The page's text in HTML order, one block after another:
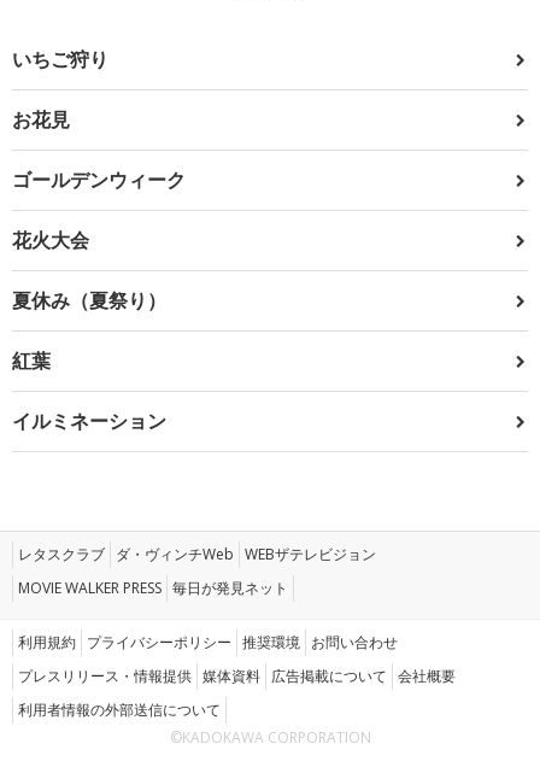
いちご狩り
お花見
ゴールデンウィーク
花火大会
夏休み（夏祭り）
紅葉
イルミネーション
レタスクラブ ダ・ヴィンチWeb WEBザテレビジョン
MOVIE WALKER PRESS 毎日が発見ネット
利用規約 プライバシーポリシー 推奨環境 お問い合わせ
プレスリリース・情報提供 媒体資料 広告掲載について 会社概要
利用者情報の外部送信について
©KADOKAWA CORPORATION